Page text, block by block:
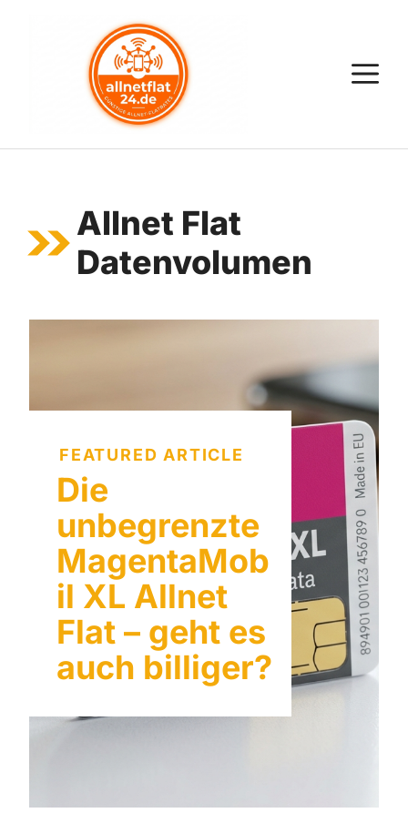
Allnet Flat
Datenvolumen
FEATURED ARTICLE
Die
unbegrenzte
MagentaMob
il XL Allnet
Flat – geht es
auch billiger?